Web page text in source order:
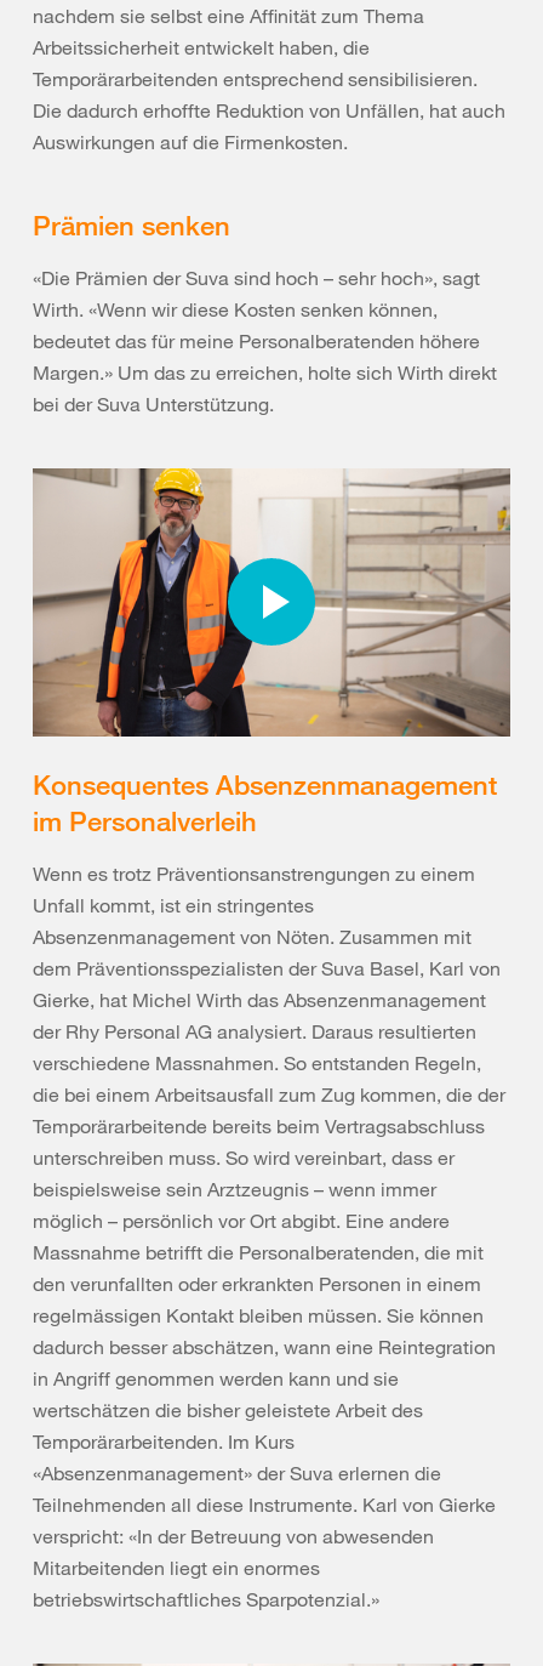
nachdem sie selbst eine Affinität zum Thema
Arbeitssicherheit entwickelt haben, die
Temporärarbeitenden entsprechend sensibilisieren.
Die dadurch erhoffte Reduktion von Unfällen, hat auch
Auswirkungen auf die Firmenkosten.
Prämien senken
«Die Prämien der Suva sind hoch – sehr hoch», sagt
Wirth. «Wenn wir diese Kosten senken können,
bedeutet das für meine Personalberatenden höhere
Margen.» Um das zu erreichen, holte sich Wirth direkt
bei der Suva Unterstützung.
Konsequentes Absenzenmanagement
im Personalverleih
Wenn es trotz Präventionsanstrengungen zu einem
Unfall kommt, ist ein stringentes
Absenzenmanagement von Nöten. Zusammen mit
dem Präventionsspezialisten der Suva Basel, Karl von
Gierke, hat Michel Wirth das Absenzenmanagement
der Rhy Personal AG analysiert. Daraus resultierten
verschiedene Massnahmen. So entstanden Regeln,
die bei einem Arbeitsausfall zum Zug kommen, die der
Temporärarbeitende bereits beim Vertragsabschluss
unterschreiben muss. So wird vereinbart, dass er
beispielsweise sein Arztzeugnis – wenn immer
möglich – persönlich vor Ort abgibt. Eine andere
Massnahme betrifft die Personalberatenden, die mit
den verunfallten oder erkrankten Personen in einem
regelmässigen Kontakt bleiben müssen. Sie können
dadurch besser abschätzen, wann eine Reintegration
in Angriff genommen werden kann und sie
wertschätzen die bisher geleistete Arbeit des
Temporärarbeitenden. Im Kurs
«Absenzenmanagement» der Suva erlernen die
Teilnehmenden all diese Instrumente. Karl von Gierke
verspricht: «In der Betreuung von abwesenden
Mitarbeitenden liegt ein enormes
betriebswirtschaftliches Sparpotenzial.»